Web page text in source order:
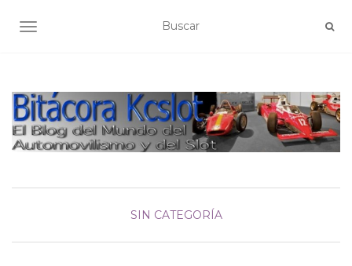
ALTERNAR NAVEGACIÓN
SIN CATEGORÍA